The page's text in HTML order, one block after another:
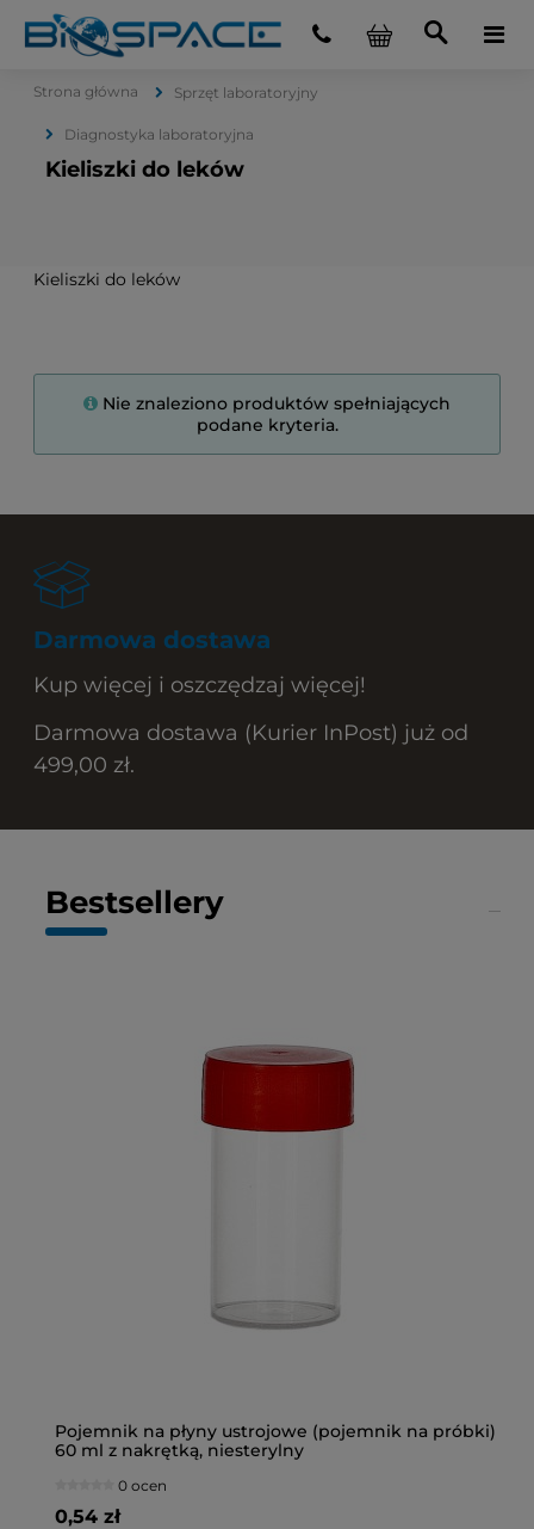
Strona główna Sprzęt laboratoryjny
Diagnostyka laboratoryjna
Kieliszki do leków
Kieliszki do leków
Nie znaleziono produktów spełniających
podane kryteria.
Darmowa dostawa
Kup więcej i oszczędzaj więcej!
Darmowa dostawa (Kurier InPost) już od
499,00 zł.
Bestsellery
Pojemnik na płyny ustrojowe (pojemnik na próbki)
60 ml z nakrętką, niesterylny
0 ocen
0,54 zł